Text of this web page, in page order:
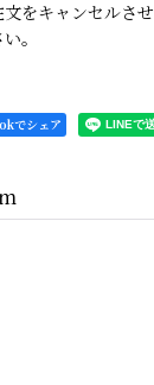
をキャンセルさせ
。
でシェア